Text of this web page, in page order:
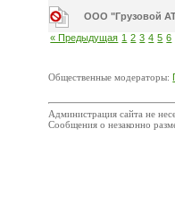
ООО "Грузовой
« Предыдущая 1 2 3 4 5 6
Общественные модераторы:
Администрация сайта не
Сообщения о незаконно